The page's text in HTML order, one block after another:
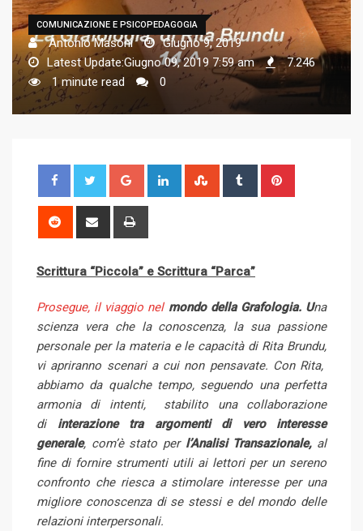
COMUNICAZIONE E PSICOPEDAGOGIA
Antonio Masoni
Giugno 9, 2019
Latest Update:Giugno 09, 2019 7:59 am
7.246
1 minute read
0
e
d
n
l
U
p
o
n
s
t
d
t
r
v
i
a
E
m
a
i
l
n
Scrittura “Piccola” e Scrittura “Parca”
Prosegue, il viaggio nel mondo della Grafologia. Una
scienza vera che la conoscenza, la sua passione
personale per la materia e le capacità di Rita Brundu,
vi apriranno scenari a cui non pensavate. Con Rita,
abbiamo da qualche tempo, seguendo una perfetta
armonia di intenti, stabilito una collaborazione
di interazione tra argomenti di vero interesse
generale, com’è stato per l’Analisi Transazionale,al
fine di fornire strumenti utili ai lettori per un sereno
confronto che riesca a stimolare interesse per una
migliore conoscenza di se stessi e del mondo delle
relazioni interpersonali.